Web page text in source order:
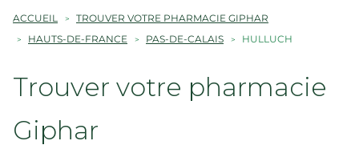
ACCUEIL
TROUVER VOTRE PHARMACIE GIPHAR
HAUTS-DE-FRANCE
PAS-DE-CALAIS HULLUCH
Trouver votre pharmacie
Giphar